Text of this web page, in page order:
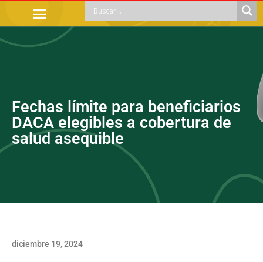
Fechas límite para beneficiarios
DACA elegibles a cobertura de
salud asequible
diciembre 19, 2024